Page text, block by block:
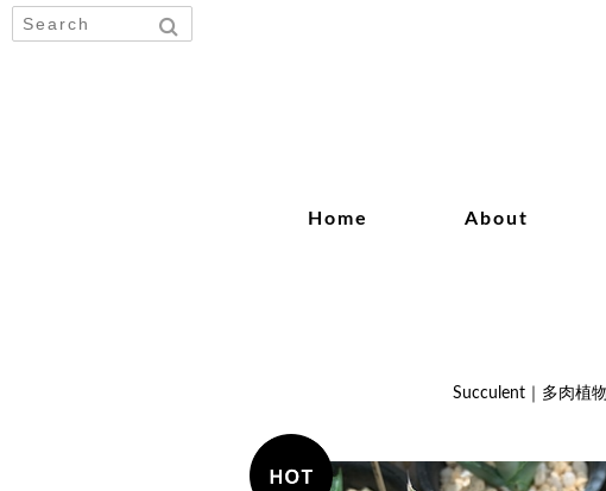
Home About
Succulent｜多肉植物